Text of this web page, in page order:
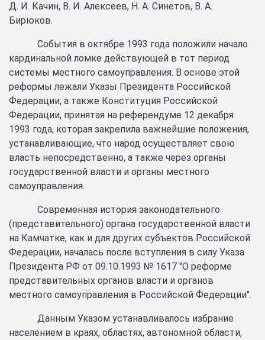
Д. И. Качин, В. И. Алексеев, Н. А. Синетов, В. А.
Бирюков.
События в октябре 1993 года положили начало
кардинальной ломке действующей в тот период
системы местного самоуправления. В основе этой
реформы лежали Указы Президента Российской
Федерации, а также Конституция Российской
Федерации, принятая на референдуме 12 декабря
1993 года, которая закрепила важнейшие положения,
устанавливающие, что народ осуществляет свою
власть непосредственно, а также через органы
государственной власти и органы местного
самоуправления.
Современная история законодательного
(представительного) органа государственной власти
на Камчатке, как и для других субъектов Российской
Федерации, началась после вступления в силу Указа
Президента РФ от 09.10.1993 № 1617 "О реформе
представительных органов власти и органов
местного самоуправления в Российской Федерации".
Данным Указом устанавливалось избрание
населением в краях, областях, автономной области,